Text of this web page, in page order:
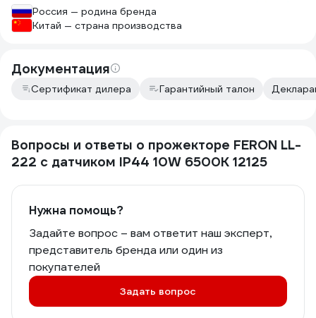
Россия — родина бренда
Китай — страна производства
Документация
Сертификат дилера Гарантийный талон
Вопросы и ответы о прожекторе FERON LL-
222 с датчиком IP44 10W 6500K 12125
Нужна помощь?
Задайте вопрос – вам ответит наш эксперт,
представитель бренда или один из
покупателей
Задать вопрос